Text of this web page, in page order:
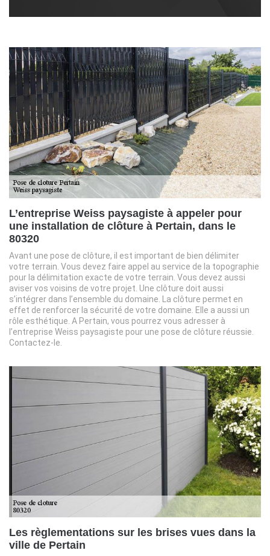
L’entreprise Weiss paysagiste à appeler pour
une installation de clôture à Pertain, dans le
80320
Avant une pose de clôture, il est important de bien délimiter
votre terrain. Vous devez faire appel au service de la topographie
pour la délimitation exacte de votre terrain. Vous devez aussi
aviser vos voisins de votre projet. Une clôture doit aussi
s’intégrer dans l’ensemble du domaine. La clôture permet en
effet de renforcer la sécurité de votre domaine. Elle a aussi un
rôle esthétique. A Pertain, vous pourrez vous adresser à
l’entreprise Weiss paysagiste pour une pose de clôture réussie.
Contactez-le.
Les règlementations sur les brises vues dans la
ville de Pertain